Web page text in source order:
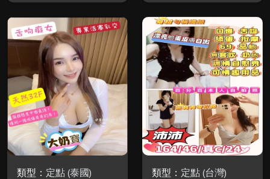
類型： 定點 (泰國)
類型： 定點 (台灣)